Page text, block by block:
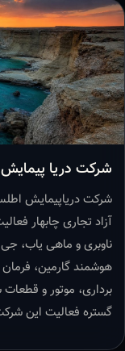
شرکت دریا
آزاد تجاری چابهار
ناوبری و ماهی یاب،
هوشمند گارمین،
برداری، موتور و
گستره فعالیت این